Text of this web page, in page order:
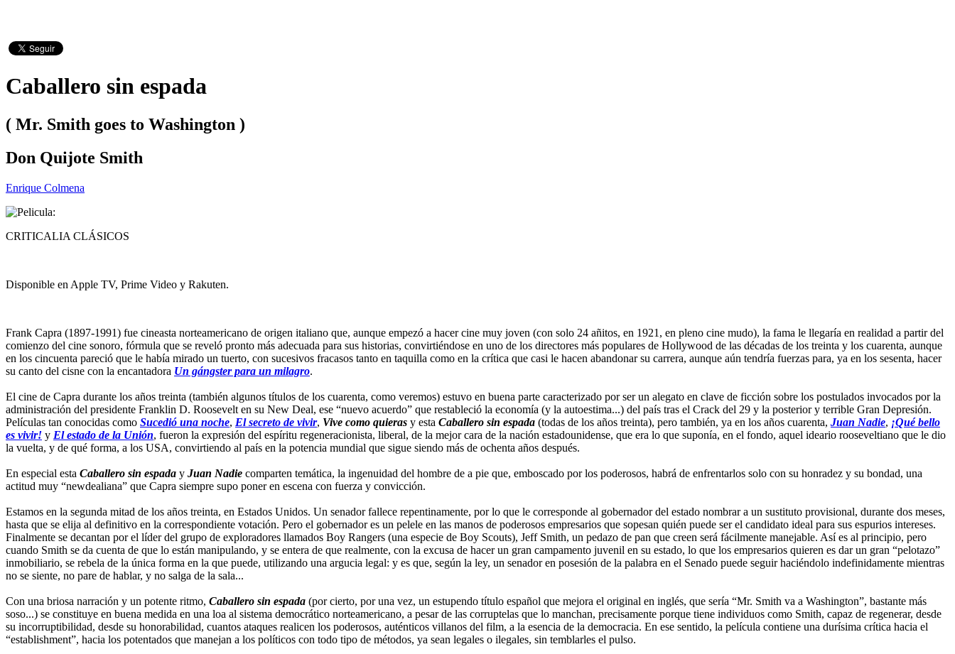
Caballero sin espada
( Mr. Smith goes to Washington )
Don Quijote Smith
Enrique Colmena
CRITICALIA CLÁSICOS
Disponible en Apple TV, Prime Video y Rakuten.
Frank Capra (1897-1991) fue cineasta norteamericano de origen italiano que, aunque empezó a hacer cine muy joven (con solo 24 añitos, en 1921, en pleno cine mudo), la fama le llegaría en realidad a partir del
comienzo del cine sonoro, fórmula que se reveló pronto más adecuada para sus historias, convirtiéndose en uno de los directores más populares de Hollywood de las décadas de los treinta y los cuarenta, aunque
en los cincuenta pareció que le había mirado un tuerto, con sucesivos fracasos tanto en taquilla como en la crítica que casi le hacen abandonar su carrera, aunque aún tendría fuerzas para, ya en los sesenta, hacer
su canto del cisne con la encantadora Un gángster para un milagro.
El cine de Capra durante los años treinta (también algunos títulos de los cuarenta, como veremos) estuvo en buena parte caracterizado por ser un alegato en clave de ficción sobre los postulados invocados por la
administración del presidente Franklin D. Roosevelt en su New Deal, ese “nuevo acuerdo” que restableció la economía (y la autoestima...) del país tras el Crack del 29 y la posterior y terrible Gran Depresión.
Películas tan conocidas como Sucedió una noche, El secreto de vivir, Vive como quieras y esta Caballero sin espada (todas de los años treinta), pero también, ya en los años cuarenta, Juan Nadie, ¡Qué bello
es vivir! y El estado de la Unión, fueron la expresión del espíritu regeneracionista, liberal, de la mejor cara de la nación estadounidense, que era lo que suponía, en el fondo, aquel ideario rooseveltiano que le dio
la vuelta, y de qué forma, a los USA, convirtiendo al país en la potencia mundial que sigue siendo más de ochenta años después.
En especial esta Caballero sin espada y Juan Nadie comparten temática, la ingenuidad del hombre de a pie que, emboscado por los poderosos, habrá de enfrentarlos solo con su honradez y su bondad, una
actitud muy “newdealiana” que Capra siempre supo poner en escena con fuerza y convicción.
Estamos en la segunda mitad de los años treinta, en Estados Unidos. Un senador fallece repentinamente, por lo que le corresponde al gobernador del estado nombrar a un sustituto provisional, durante dos meses,
hasta que se elija al definitivo en la correspondiente votación. Pero el gobernador es un pelele en las manos de poderosos empresarios que sopesan quién puede ser el candidato ideal para sus espurios intereses.
Finalmente se decantan por el líder del grupo de exploradores llamados Boy Rangers (una especie de Boy Scouts), Jeff Smith, un pedazo de pan que creen será fácilmente manejable. Así es al principio, pero
cuando Smith se da cuenta de que lo están manipulando, y se entera de que realmente, con la excusa de hacer un gran campamento juvenil en su estado, lo que los empresarios quieren es dar un gran “pelotazo”
inmobiliario, se rebela de la única forma en la que puede, utilizando una argucia legal: y es que, según la ley, un senador en posesión de la palabra en el Senado puede seguir haciéndolo indefinidamente mientras
no se siente, no pare de hablar, y no salga de la sala...
Con una briosa narración y un potente ritmo, Caballero sin espada (por cierto, por una vez, un estupendo título español que mejora el original en inglés, que sería “Mr. Smith va a Washington”, bastante más
soso...) se constituye en buena medida en una loa al sistema democrático norteamericano, a pesar de las corruptelas que lo manchan, precisamente porque tiene individuos como Smith, capaz de regenerar, desde
su incorruptibilidad, desde su honorabilidad, cuantos ataques realicen los poderosos, auténticos villanos del film, a la esencia de la democracia. En ese sentido, la película contiene una durísima crítica hacia el
“establishment”, hacia los potentados que manejan a los políticos con todo tipo de métodos, ya sean legales o ilegales, sin temblarles el pulso.